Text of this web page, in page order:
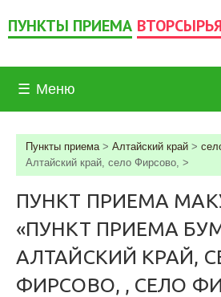
ПУНКТЫ ПРИЕМА ВТОРСЫРЬЯ
☰ Меню
Пункты приема> Алтайский край >
Алтайский край, село Фирсово, >
ПУНКТ ПРИЕМА
«ПУНКТ ПРИЕМА
АЛТАЙСКИЙ КРАЙ,
ФИРСОВО, , СЕЛО